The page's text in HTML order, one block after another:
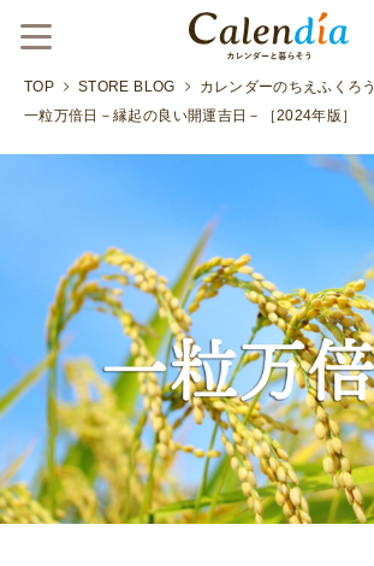
TOP STORE BLOG
カレンダーのちえふくろう
一粒万倍日－縁起の良い開運吉日－［2024年版］